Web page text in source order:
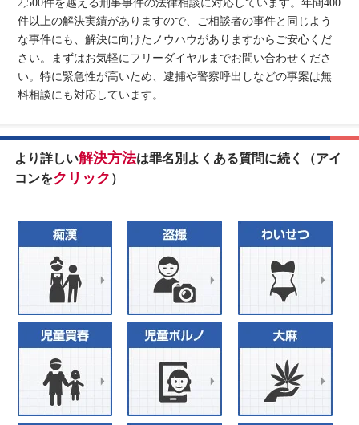
2,500件を越える刑事事件の法律相談に対応しています。年間400
件以上の解決実績がありますので、ご相談者の事件と同じよう
な事件にも、解決に向けたノウハウがありますからご安心くだ
さい。まずはお気軽にフリーダイヤルまでお問い合わせくださ
い。特に緊急性が高いため、逮捕や警察呼出しなどの事案は無
料相談にも対応しています。
より詳しい解決方法は罪名別よくある質問に続く（アイ
コンをクリック ）